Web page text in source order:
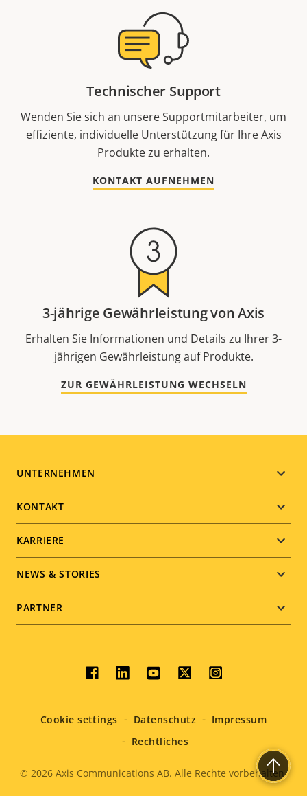
Technischer Support
Wenden Sie sich an unsere Supportmitarbeiter, um
effiziente, individuelle Unterstützung für Ihre Axis
Produkte zu erhalten.
KONTAKT AUFNEHMEN
3-jährige Gewährleistung von Axis
Erhalten Sie Informationen und Details zu Ihrer 3-
jährigen Gewährleistung auf Produkte.
ZUR GEWÄHRLEISTUNG WECHSELN
Footer
menu
UNTERNEHMEN
KONTAKT
KARRIERE
NEWS & STORIES
PARTNER
Social
menu
Legal
© 2026 Axis Communications AB. Alle Rechte vorbehalten.
Cookie settings Datenschutz
Impressum
Rechtliches